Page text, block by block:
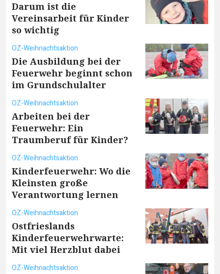
Darum ist die
Vereinsarbeit für Kinder
so wichtig
OZ-Weihnachtsaktion
Die Ausbildung bei der
Feuerwehr beginnt schon
im Grundschulalter
OZ-Weihnachtsaktion
Arbeiten bei der
Feuerwehr: Ein
Traumberuf für Kinder?
OZ-Weihnachtsaktion
Kinderfeuerwehr: Wo die
Kleinsten große
Verantwortung lernen
OZ-Weihnachtsaktion
Ostfrieslands
Kinderfeuerwehrwarte:
Mit viel Herzblut dabei
OZ-Weihnachtsaktion